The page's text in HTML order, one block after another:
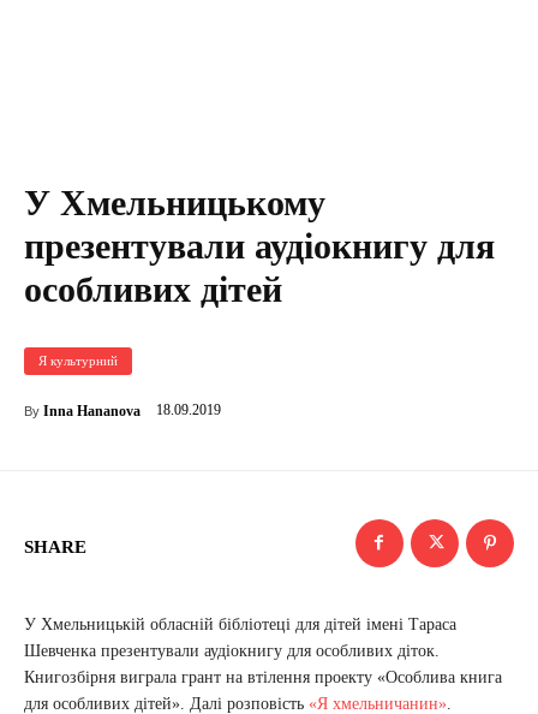
У Хмельницькому
презентували аудіокнигу для
особливих дітей
Я культурний
By Inna Hananova 18.09.2019
SHARE
У Хмельницькій обласній бібліотеці для дітей імені Тараса
Шевченка презентували аудіокнигу для особливих діток.
Книгозбірня виграла грант на втілення проекту «Особлива книга
для особливих дітей». Далі розповість «Я хмельничанин»